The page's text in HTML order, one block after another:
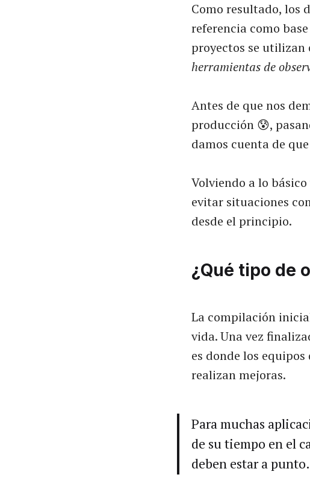
Como resultado, los
referencia como
proyectos se utilizan
herramientas de
Antes de que nos
producción 😰,
damos cuenta de
Volviendo a lo
evitar situaciones
desde el principio.
¿Qué tipo de
La compilación
vida. Una vez
es donde los
realizan mejoras.
Para muchas
de su tiempo en el
deben estar a punto.